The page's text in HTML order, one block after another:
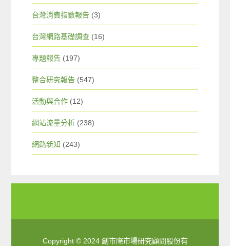
台灣消費指數報告 (3)
台灣網路基礎調查 (16)
專題報告 (197)
整合研究報告 (547)
活動與合作 (12)
網站流量分析 (238)
網路新知 (243)
Copyright © 2024 創市際市場研究顧問股份有